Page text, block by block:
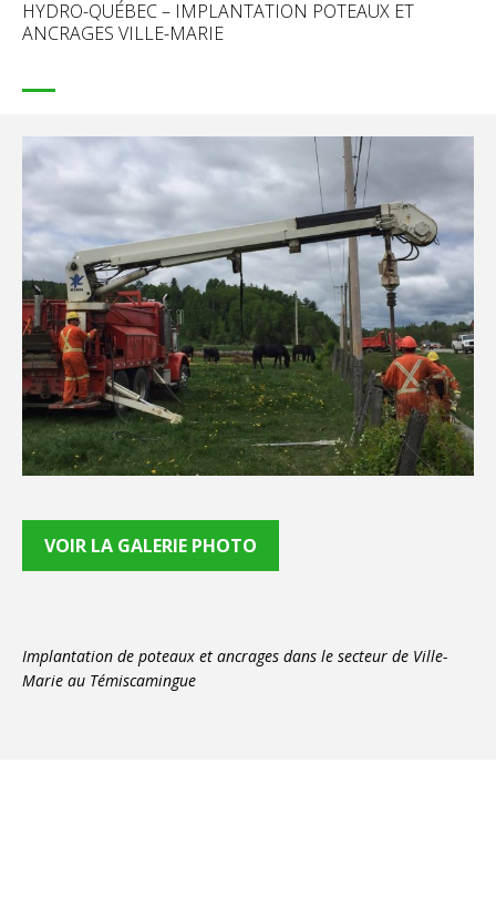
HYDRO-QUÉBEC – IMPLANTATION POTEAUX ET
ANCRAGES VILLE-MARIE
VOIR LA GALERIE PHOTO
Implantation de poteaux et ancrages dans le secteur de Ville-
Marie au Témiscamingue